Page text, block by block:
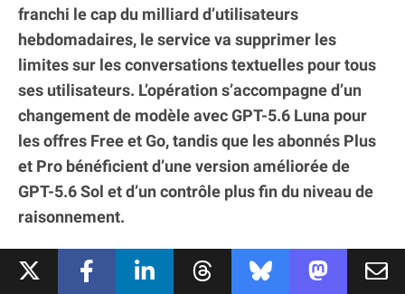
franchi le cap du milliard d’utilisateurs
hebdomadaires, le service va supprimer les
limites sur les conversations textuelles pour tous
ses utilisateurs. L’opération s’accompagne d’un
changement de modèle avec GPT-5.6 Luna pour
les offres Free et Go, tandis que les abonnés Plus
et Pro bénéficient d’une version améliorée de
GPT-5.6 Sol et d’un contrôle plus fin du niveau de
raisonnement.